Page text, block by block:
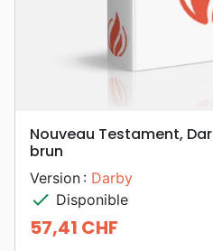
Nouveau Testament,
brun
Version : Darby
check Disponible
Prix
57,41 CHF